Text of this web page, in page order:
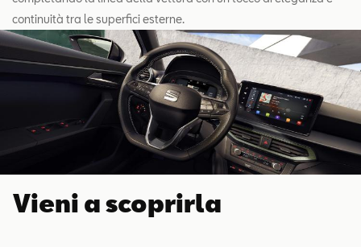
continuità tra le superfici esterne.
Vieni a scoprirla